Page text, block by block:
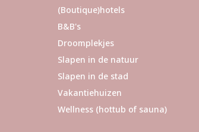
(Boutique)hotels
B&B's
Droomplekjes
Slapen in de natuur
Slapen in de stad
Vakantiehuizen
Wellness (hottub of sauna)